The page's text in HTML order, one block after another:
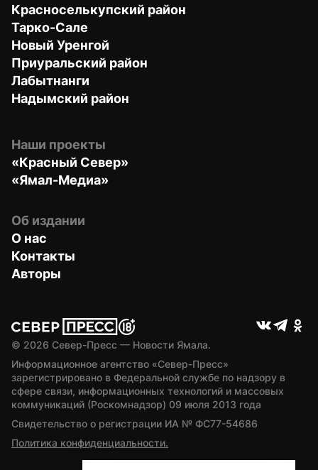
Красноселькупский район
Тарко-Сале
Новый Уренгой
Приуральский район
Лабытнанги
Надымский район
Наши проекты
«Красный Север»
«Ямал-Медиа»
Об издании
О нас
Контакты
Авторы
© 2026 Север-Пресс — Новости Ямала.
Информационное агентство «Север-Пресс»
зарегистрировано в Федеральной службе по надзору в
сфере связи, информационных технологий и массовых
коммуникаций (Роскомнадзор) 09 июля 2013 года
Свидетельство о регистрации ИА № ФС77-54686
Политика конфиденциальности.